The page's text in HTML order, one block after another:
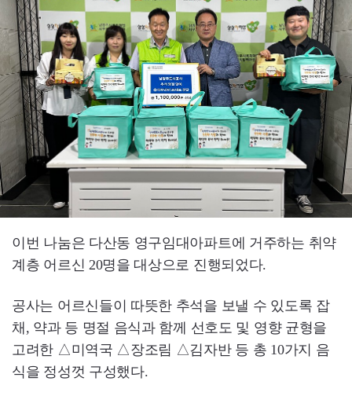
이번 나눔은 다산동 영구임대아파트에 거주하는 취약
계층 어르신 20명을 대상으로 진행되었다.
공사는 어르신들이 따뜻한 추석을 보낼 수 있도록 잡
채, 약과 등 명절 음식과 함께 선호도 및 영향 균형을
고려한 △미역국 △장조림 △김자반 등 총 10가지 음
식을 정성껏 구성했다.